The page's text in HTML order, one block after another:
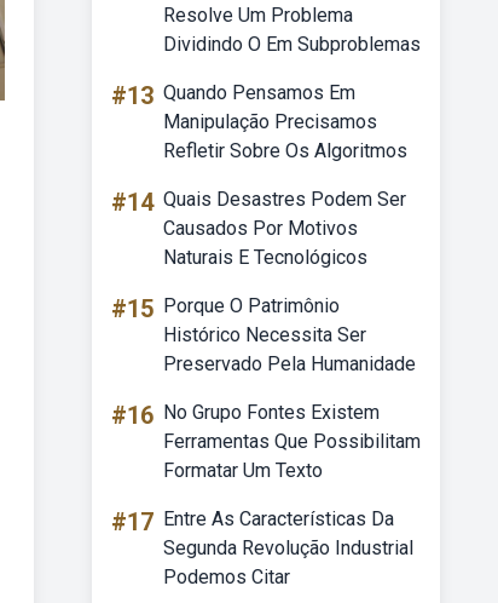
Resolve Um Problema
Dividindo O Em Subproblemas
#13 Quando Pensamos Em
Manipulação Precisamos
Refletir Sobre Os Algoritmos
#14 Quais Desastres Podem Ser
Causados Por Motivos
Naturais E Tecnológicos
#15 Porque O Patrimônio
Histórico Necessita Ser
Preservado Pela Humanidade
#16 No Grupo Fontes Existem
Ferramentas Que Possibilitam
Formatar Um Texto
#17 Entre As Características Da
Segunda Revolução Industrial
Podemos Citar